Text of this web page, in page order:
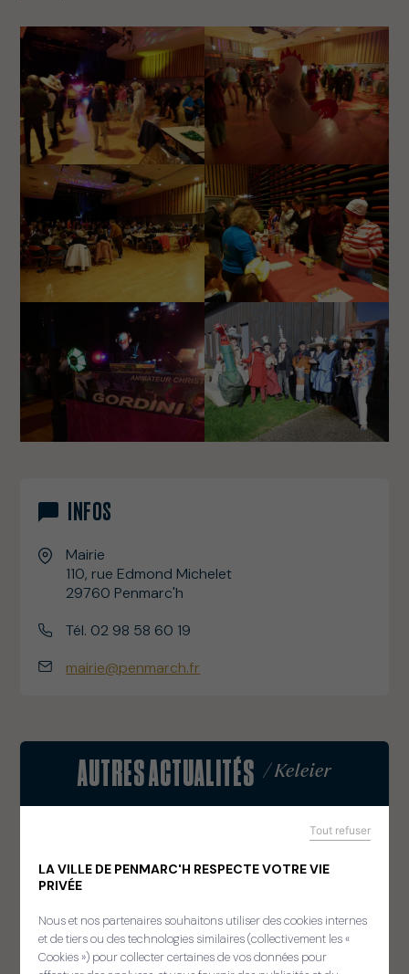
LA VILLE DE PENMARC'H RESPECTE VOTRE VIE
PRIVÉE
Nous et nos partenaires souhaitons utiliser des cookies internes
et de tiers ou des technologies similaires (collectivement les «
Cookies ») pour collecter certaines de vos données pour
Tout refuser
INFOS
Mairie
110, rue Edmond Michelet
29760 Penmarc'h
Tél. 02 98 58 60 19
mairie@penmarch.fr
AUTRES ACTUALITÉS / Keleier